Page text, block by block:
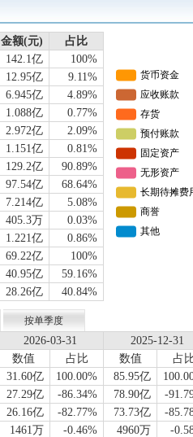
金额(元)
占比
142.1亿
100%
12.95亿
9.11%
6.945亿
4.89%
1.088亿
0.77%
2.972亿
2.09%
1.151亿
0.81%
129.2亿
90.89%
97.54亿
68.64%
7.214亿
5.08%
405.3万
0.03%
1.221亿
0.86%
69.22亿
100%
40.95亿
59.16%
28.26亿 40.84%
按单季度
2026-03-31
2025-12-31
数值 占比 数值
占
31.60亿 100.00% 85.95亿
27.29亿 -86.34% 78.90亿
-
26.16亿 -82.77% 73.73亿
-
1461万 -0.46% 4960万
-